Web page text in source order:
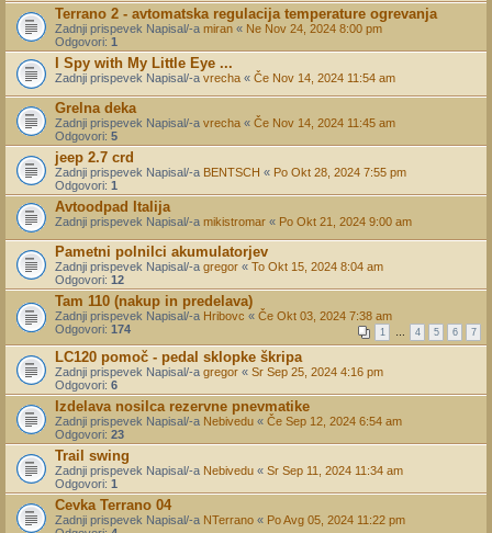
Terrano 2 - avtomatska regulacija temperature ogrevanja
Zadnji prispevek Napisal/-a miran « Ne Nov 24, 2024 8:00 pm
Odgovori: 1
I Spy with My Little Eye ...
Zadnji prispevek Napisal/-a vrecha « Če Nov 14, 2024 11:54 am
Grelna deka
Zadnji prispevek Napisal/-a vrecha « Če Nov 14, 2024 11:45 am
Odgovori: 5
jeep 2.7 crd
Zadnji prispevek Napisal/-a BENTSCH « Po Okt 28, 2024 7:55 pm
Odgovori: 1
Avtoodpad Italija
Zadnji prispevek Napisal/-a mikistromar « Po Okt 21, 2024 9:00 am
Pametni polnilci akumulatorjev
Zadnji prispevek Napisal/-a gregor « To Okt 15, 2024 8:04 am
Odgovori: 12
Tam 110 (nakup in predelava)
Zadnji prispevek Napisal/-a Hribovc « Če Okt 03, 2024 7:38 am
Odgovori: 174 1 … 4 5 6 7
LC120 pomoč - pedal sklopke škripa
Zadnji prispevek Napisal/-a gregor « Sr Sep 25, 2024 4:16 pm
Odgovori: 6
Izdelava nosilca rezervne pnevmatike
Zadnji prispevek Napisal/-a Nebivedu « Če Sep 12, 2024 6:54 am
Odgovori: 23
Trail swing
Zadnji prispevek Napisal/-a Nebivedu « Sr Sep 11, 2024 11:34 am
Odgovori: 1
Cevka Terrano 04
Zadnji prispevek Napisal/-a NTerrano « Po Avg 05, 2024 11:22 pm